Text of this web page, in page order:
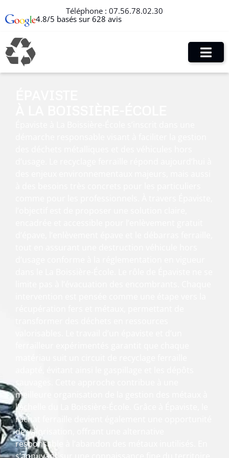
Téléphone : 07.56.78.02.30
4.8/5 basés sur 628 avis
meilleure organisation de la gestion des métaux à
l’échelle du La Boissière-École. Grâce à Épaviste, le
rachat ferraille devient également une opportunité
de valorisation, offrant une alternative
responsable à l’abandon des métaux inutilisés. En